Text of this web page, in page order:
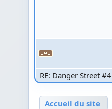
RE: Danger Street #4
Accueil du site